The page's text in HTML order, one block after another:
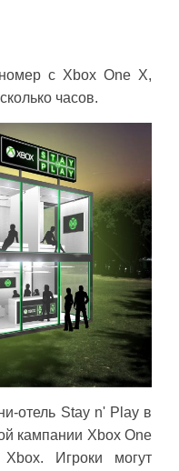
номер с Xbox One X,
часов.
отель Stay n' Play в
кампании Xbox One
Игроки могут